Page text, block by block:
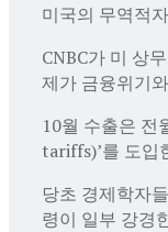
미국의 무역적
CNBC가 미 상
제가 금융위기
10월 수출은 전
tariffs)’를 도입
당초 경제학자
령이 일부 강경